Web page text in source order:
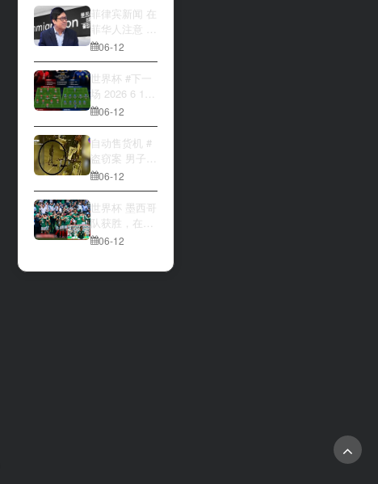
菲律宾新闻 在
菲华人注意 近
期出现假冒移
民局执法人员
上门敲诈案
件，已有多人
举报中招
06-12
世界杯 #下一
场 2026 6 12
15:00整 加拿
大与波黑的较
量 究竟胜利的
天平会倾向哪
一方，是加拿
大借助主场优
势笑到最后，
还是波黑上演
逆袭好戏？让
我们拭目以
06-12
自动售货机 #
盗窃案 男子深
夜撬开自动售
货机，2000比
索硬币被一扫
而空
06-12
世界杯 墨西哥
队获胜，在首
场比赛中击败
06-12